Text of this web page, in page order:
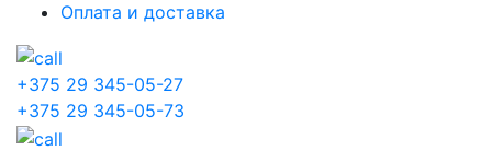
Оплата и доставка
+375 29 345-05-27
+375 29 345-05-73